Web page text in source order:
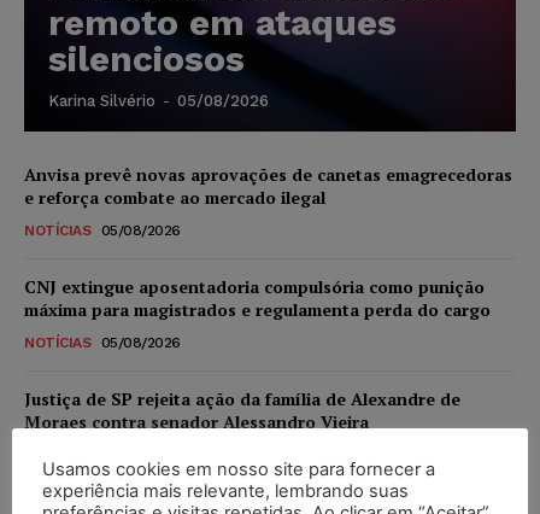
remoto em ataques
silenciosos
Karina Silvério - 05/08/2026
Anvisa prevê novas aprovações de canetas emagrecedoras
e reforça combate ao mercado ilegal
NOTÍCIAS 05/08/2026
CNJ extingue aposentadoria compulsória como punição
máxima para magistrados e regulamenta perda do cargo
NOTÍCIAS 05/08/2026
Justiça de SP rejeita ação da família de Alexandre de
Moraes contra senador Alessandro Vieira
Usamos cookies em nosso site para fornecer a
experiência mais relevante, lembrando suas